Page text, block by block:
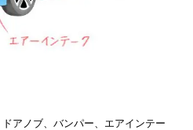
アノブ、バンパー、エアインテー